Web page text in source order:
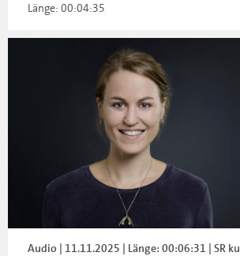
Länge: 00:04:35
Audio | 11.11.2025 | Länge: 00:06:31 | SR